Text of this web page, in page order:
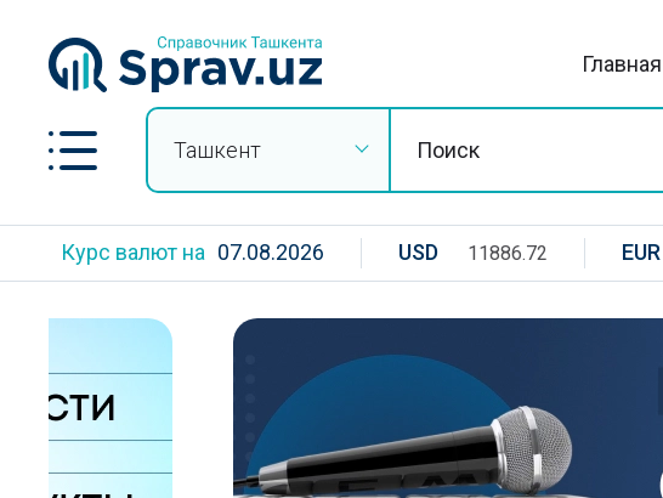
Главная
Ташкент
Курс валют на 07.08.2026 USD 11886.72 EUR